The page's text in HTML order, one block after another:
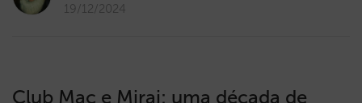
19/12/2024
Club Mac e Mirai: uma década de